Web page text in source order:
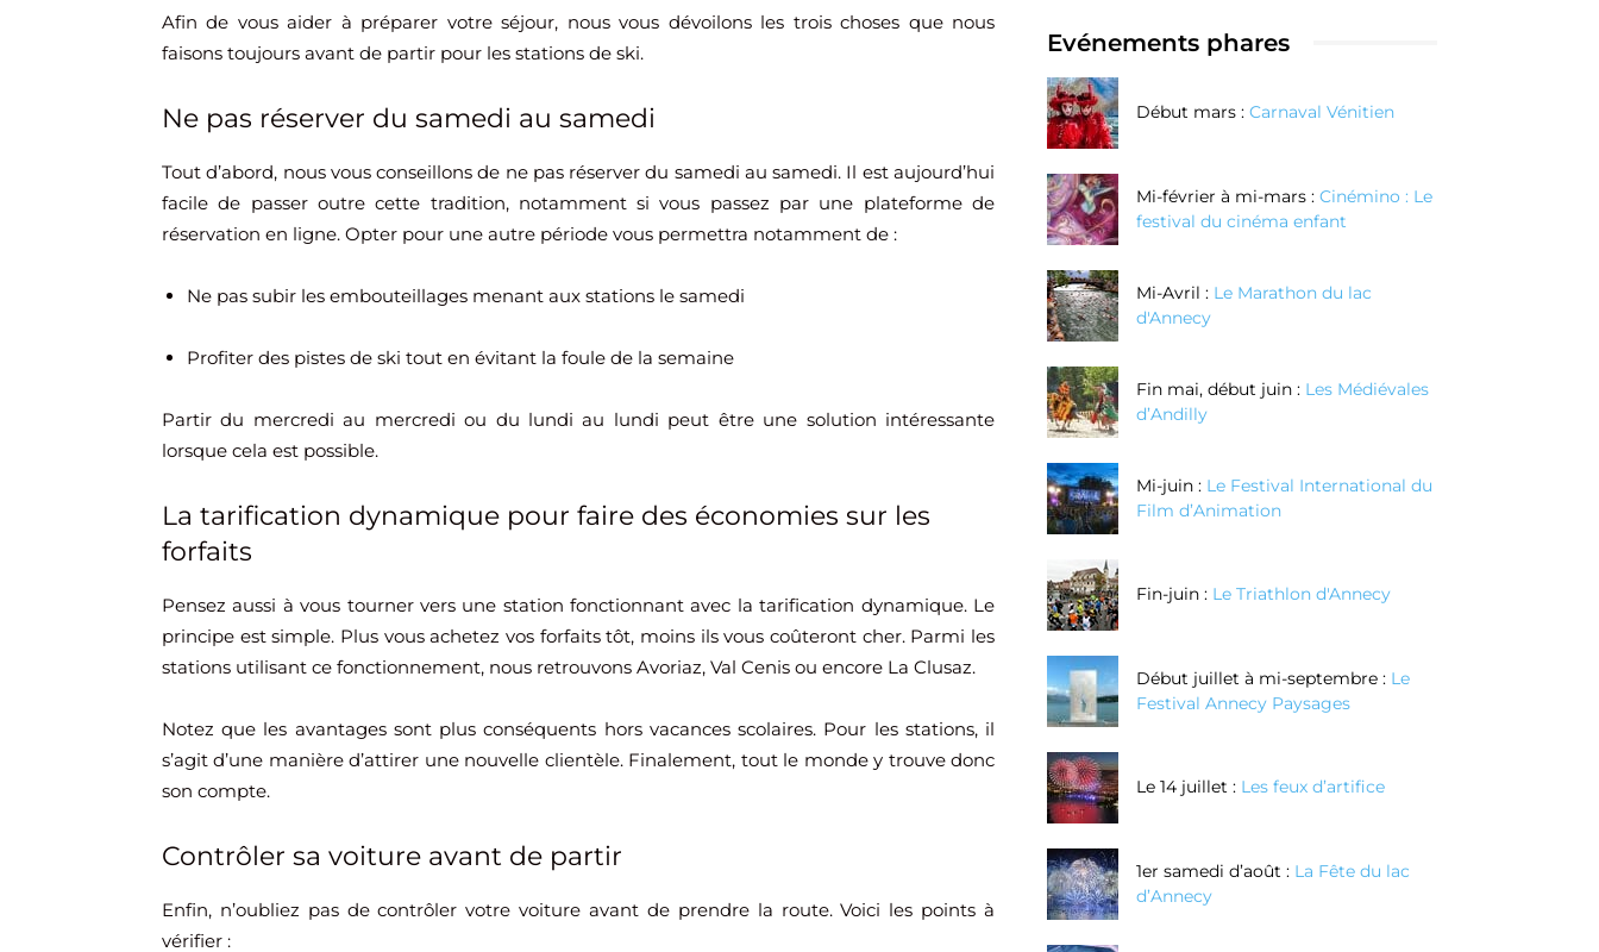
Afin de vous aider à préparer votre séjour, nous vous dévoilons les trois choses que nous
faisons toujours avant de partir pour les stations de ski.
Ne pas réserver du samedi au samedi
Tout d’abord, nous vous conseillons de ne pas réserver du samedi au samedi. Il est aujourd’hui
facile de passer outre cette tradition, notamment si vous passez par une plateforme de
réservation en ligne. Opter pour une autre période vous permettra notamment de :
Ne pas subir les embouteillages menant aux stations le samedi
Profiter des pistes de ski tout en évitant la foule de la semaine
Partir du mercredi au mercredi ou du lundi au lundi peut être une solution intéressante
lorsque cela est possible.
La tarification dynamique pour faire des économies sur les
forfaits
Pensez aussi à vous tourner vers une station fonctionnant avec la tarification dynamique. Le
principe est simple. Plus vous achetez vos forfaits tôt, moins ils vous coûteront cher. Parmi les
stations utilisant ce fonctionnement, nous retrouvons Avoriaz, Val Cenis ou encore La Clusaz.
Notez que les avantages sont plus conséquents hors vacances scolaires. Pour les stations, il
s’agit d’une manière d’attirer une nouvelle clientèle. Finalement, tout le monde y trouve donc
son compte.
Contrôler sa voiture avant de partir
Enfin, n’oubliez pas de contrôler votre voiture avant de prendre la route. Voici les points à
vérifier :
Evénements phares
Début mars : Carnaval Vénitien
Mi-février à mi-mars : Cinémino : Le
festival du cinéma enfant
Mi-Avril : Le Marathon du lac
d'Annecy
Fin mai, début juin : Les Médiévales
d’Andilly
Mi-juin : Le Festival International du
Film d’Animation
Fin-juin : Le Triathlon d'Annecy
Début juillet à mi-septembre : Le
Festival Annecy Paysages
Le 14 juillet : Les feux d’artifice
1er samedi d’août : La Fête du lac
d’Annecy